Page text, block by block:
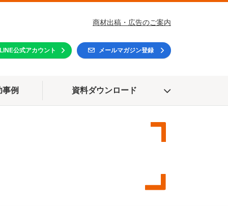
商材出稿・広告のご案内
LINE公式アカウント メールマガジン登録
事例 資料ダウンロード